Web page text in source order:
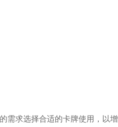
需求选择合适的卡牌使用，以增